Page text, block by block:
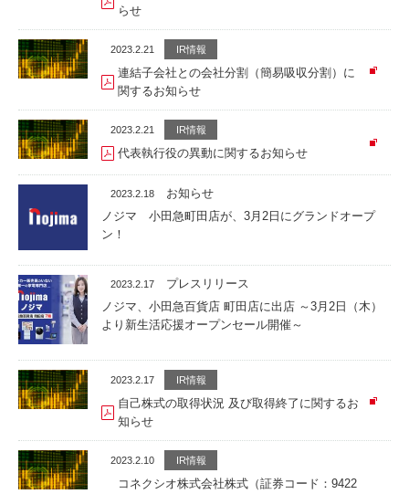
らせ
2023.2.21 IR情報
連結子会社との会社分割（簡易吸収分割）に
関するお知らせ
2023.2.21 IR情報
代表執行役の異動に関するお知らせ
2023.2.18
お知らせ
ノジマ 小田急町田店が、3月2日にグランドオープ
ン！
2023.2.17
プレスリリース
ノジマ、小田急百貨店 町田店に出店 ～3月2日（木）
より新生活応援オープンセール開催～
2023.2.17 IR情報
自己株式の取得状況 及び取得終了に関するお
知らせ
2023.2.10 IR情報
コネクシオ株式会社株式（証券コード：9422